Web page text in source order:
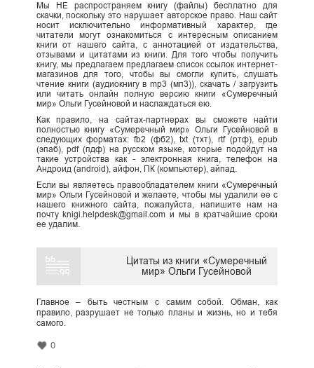
Мы НЕ распространяем книгу (файлы) бесплатно для
скачки, поскольку это нарушает авторское право. Наш сайт
носит исключительно информативный характер, где
читатели могут ознакомиться с интересным описанием
книги от нашего сайта, с аннотацией от издательства,
отзывами и цитатами из книги. Для того чтобы получить
книгу, мы предлагаем предлагаем список ссылок интернет-
магазинов для того, чтобы вы смогли купить, слушать
чтение книги (аудиокнигу в mp3 (мп3)), скачать / загрузить
или читать онлайн полную версию книги «Сумеречный
мир» Ольги Гусейновой и наслаждаться ею.
Как правило, на сайтах-партнерах вы сможете найти
полностью книгу «Сумеречный мир» Ольги Гусейновой в
следующих форматах: fb2 (фб2), txt (тхт), rtf (ртф), epub
(эпаб), pdf (пдф) на русском языке, которые подойдут на
такие устройства как - электронная книга, телефон на
Андроид (android), айфон, ПК (компьютер), айпад.
Если вы являетесь правообладателем книги «Сумеречный
мир» Ольги Гусейновой и желаете, чтобы мы удалили ее с
нашего книжного сайта, пожалуйста, напишите нам на
почту knigi.helpdesk@gmail.com и мы в кратчайшие сроки
ее удалим.
Цитаты из книги «Сумеречный
мир» Ольги Гусейновой
Главное – быть честным с самим собой. Обман, как
правило, разрушает не только планы и жизнь, но и тебя
самого.
0